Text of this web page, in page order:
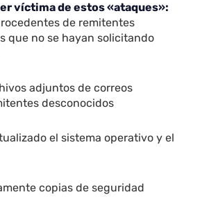
víctima de estos «ataques»:
de remitentes
que no se hayan solicitando
adjuntos de correos
desconocidos
el sistema operativo y el
copias de seguridad